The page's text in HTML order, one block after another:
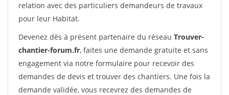
relation avec des particuliers demandeurs de travaux
pour leur Habitat.
Devenez dès à présent partenaire du réseau Trouver-
chantier-forum.fr, faites une demande gratuite et sans
engagement via notre formulaire pour recevoir des
demandes de devis et trouver des chantiers. Une fois la
demande validée, vous recevrez des demandes de